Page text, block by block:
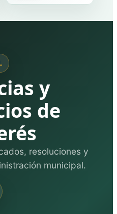
y
de
resoluciones y
municipal.